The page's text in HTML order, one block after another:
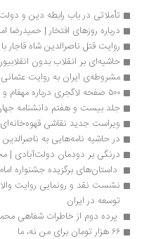
تأملاتی در باب رابطه دین و دولت در
درباره روزهای افتخار | حمیدرضا
روایت قتل ناصرالدین شاه قاجار با 160 هزار تومان
حاشیه‌ای بر انقلاب بدون انقلابیون |
مشروطه‌ی ایران به روایت عثمانی در
جلد بیست و هفتم دانشنامه جهان اسلام
ویراست جدید نقاشی قهوه‌خانه‌ای در 140 صفحه
در حاشیه نامه‌هایی به ناصرالدین شاه |
درنگی بر دودمان دولت‌آبادی | محمد
داستان‌های برگزیده جشنواره امام رضا(ع)
توسعه در ایران
پرده دوم از خاطرات شفاهی محمدرضا